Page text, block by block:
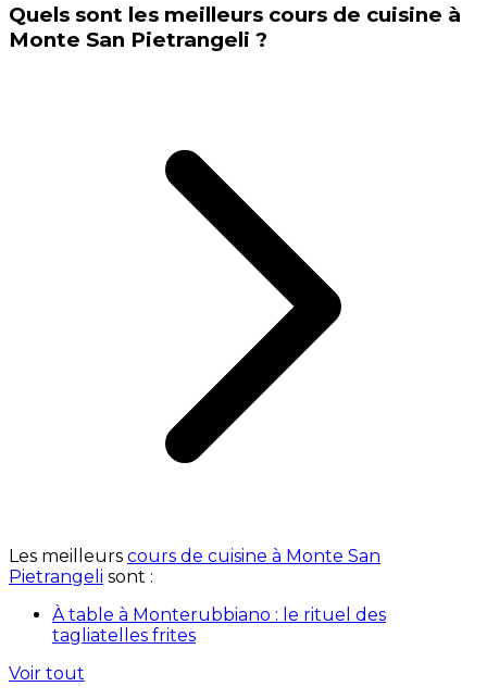
Quels sont les meilleurs cours de cuisine à
Monte San Pietrangeli ?
Les meilleurs cours de cuisine à Monte San
Pietrangeli sont :
À table à Monterubbiano : le rituel des
tagliatelles frites
Voir tout